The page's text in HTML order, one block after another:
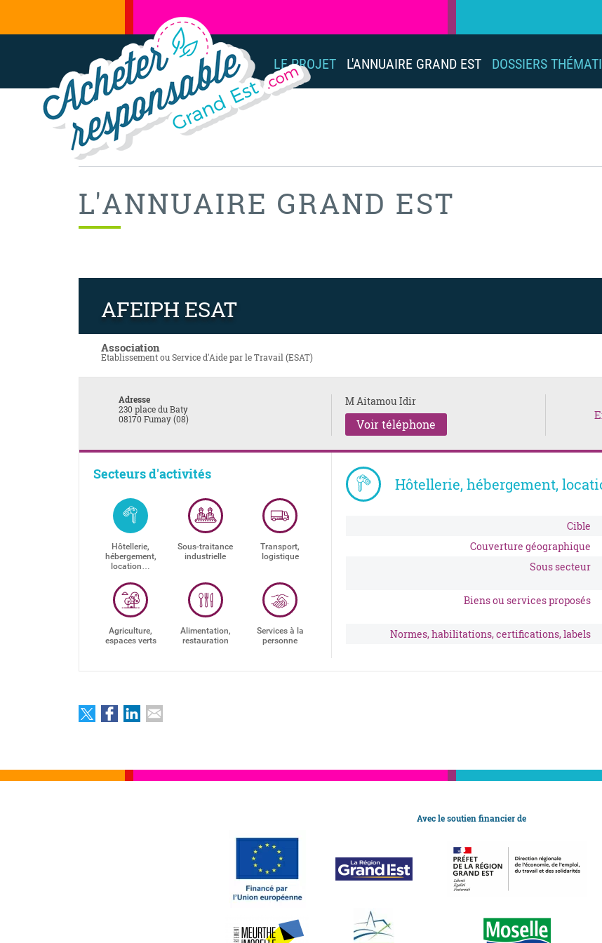
LE PROJET L'ANNUAIRE GRAND EST DOSSIERS
L'ANNUAIRE GRAND EST
AFEIPH ESAT
Association
Etablissement ou Service d'Aide par le Travail (ESAT)
Adresse
230 place du Baty
08170 Fumay (08)
M Aitamou Idir
Voir téléphone
Secteurs d'activités
Hôtellerie,
hébergement,
location…
Sous-traitance
industrielle
Transport,
logistique
Agriculture,
espaces verts
Alimentation,
restauration
Services à la
personne
Hôtellerie, hébergement,
Cible
Couverture géographique
Sous secteur
Biens ou services proposés
Normes, habilitations, certifications, labels
Avec le soutien financier de